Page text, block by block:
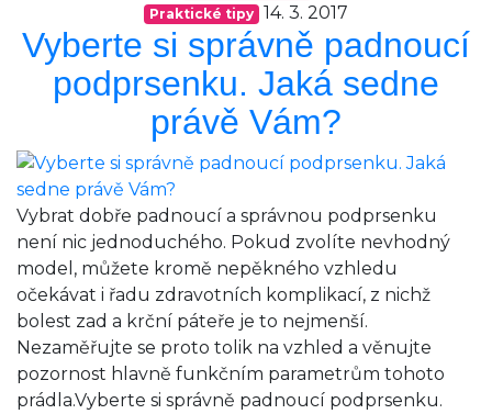
Praktické tipy 14. 3. 2017
Vyberte si správně padnoucí
podprsenku. Jaká sedne
právě Vám?
Vybrat dobře padnoucí a správnou podprsenku
není nic jednoduchého. Pokud zvolíte nevhodný
model, můžete kromě nepěkného vzhledu
očekávat i řadu zdravotních komplikací, z nichž
bolest zad a krční páteře je to nejmenší.
Nezaměřujte se proto tolik na vzhled a věnujte
pozornost hlavně funkčním parametrům tohoto
prádla.Vyberte si správně padnoucí podprsenku.